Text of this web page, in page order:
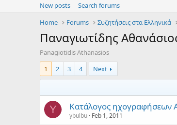
New posts
Search forums
Home
Forums Συζητήσεις στα Ελληνικά
Παναγιωτίδης
Panagiotidis Athanasios
1
2 3 4 Next
Y Κατάλογος ηχογραφήσεων
ybulbu Feb 1, 2011